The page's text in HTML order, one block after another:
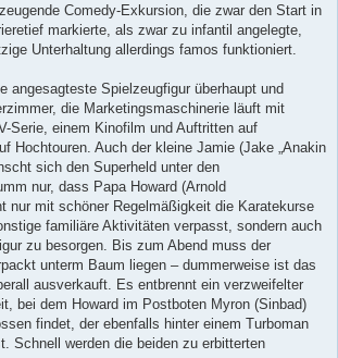
Comedy-Exkursion, die zwar den Start in
markierte, als zwar zu infantil angelegte,
Unterhaltung allerdings famos funktioniert.
angesagteste Spielzeugfigur überhaupt und
die Marketingsmaschinerie läuft mit
Serie, einem Kinofilm und Auftritten auf
Hochtouren. Auch der kleine Jamie (Jake „Anakin
sich den Superheld unter den
nur, dass Papa Howard (Arnold
nur mit schöner Regelmäßigkeit die Karatekurse
familiäre Aktivitäten verpasst, sondern auch
zu besorgen. Bis zum Abend muss der
unterm Baum liegen – dummerweise ist das
ausverkauft. Es entbrennt ein verzweifelter
bei dem Howard im Postboten Myron (Sinbad)
findet, der ebenfalls hinter einem Turboman
Schnell werden die beiden zu erbitterten